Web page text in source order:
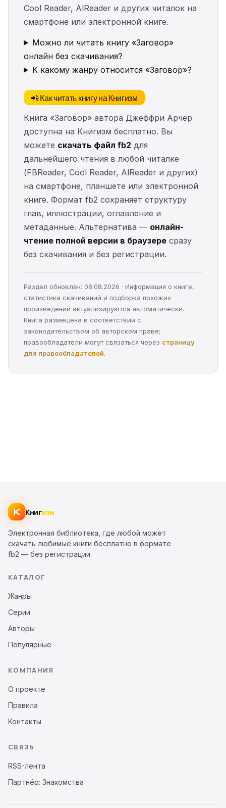
Cool Reader, AlReader и других читалок на
смартфоне или электронной книге.
Можно ли читать книгу «Заговор»
онлайн без скачивания?
К какому жанру относится «Заговор»?
📲 Как читать книгу на Книгизм
Книга «Заговор» автора Джеффри Арчер
доступна на Книгизм бесплатно. Вы
можете скачать файл fb2 для
дальнейшего чтения в любой читалке
(FBReader, Cool Reader, AlReader и других)
на смартфоне, планшете или электронной
книге. Формат fb2 сохраняет структуру
глав, иллюстрации, оглавление и
метаданные. Альтернатива — онлайн-
чтение полной версии в браузере сразу
без скачивания и без регистрации.
Раздел обновлён: 08.08.2026 · Информация о книге,
статистика скачиваний и подборка похожих
произведений актуализируются автоматически.
Книга размещена в соответствии с
законодательством об авторском праве;
правообладатели могут связаться через страницу
для правообладателей.
Книгизм
Электронная библиотека, где любой может
скачать любимые книги бесплатно в формате
fb2 — без регистрации.
КАТАЛОГ
Жанры
Серии
Авторы
Популярные
КОМПАНИЯ
О проекте
Правила
Контакты
СВЯЗЬ
RSS-лента
Партнёр: Знакомства